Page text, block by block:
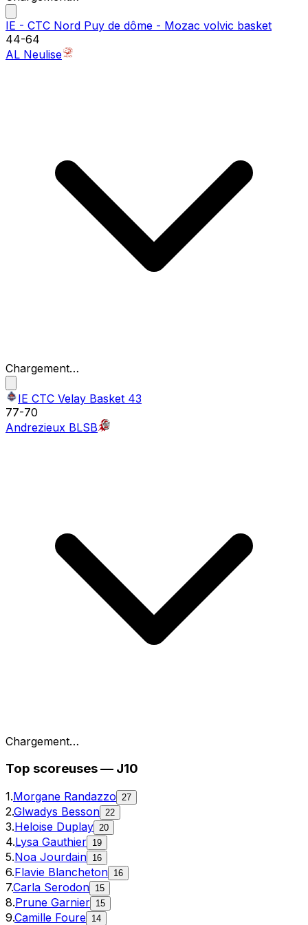
IE - CTC Nord Puy de dôme - Mozac volvic basket
44-64
AL Neulise
Chargement…
IE CTC Velay Basket 43
77-70
Andrezieux BLSB
Chargement…
Top scoreuses— J10
1.Morgane Randazzo 27
2.Glwadys Besson 22
3.Heloise Duplay 20
4.Lysa Gauthier 19
5.Noa Jourdain 16
6.Flavie Blancheton 16
7.Carla Serodon 15
8.Prune Garnier 15
9.Camille Foure 14